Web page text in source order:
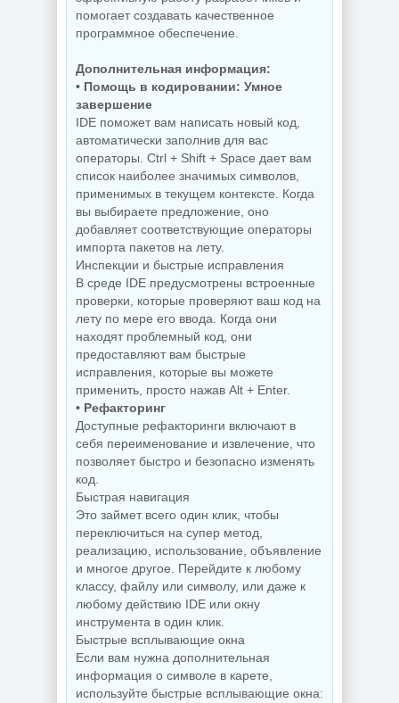
Windows 11 Pro
26H1 Lite version
Build 28000.2525
экрана TechSmith
Snagit 26.3.1 build
11825 by
Видеозапись с
монитора
TechSmith
Camtasia 2026.1.4
Build 18353 by
elchupacabra
NEW
Копирование
дисков
BurnAware
Professional |
Premium 19.2
NEW
редактор
GoldWave 7.05
NEW
Редактор
FastStone Capture
Деинсталлятор
программ IObit
Uninstaller Pro
15.6.0.6
NEW
Дефрагментатор
дисков O&O
Professional +
Server 31.3 Build
NEW
помогает создавать качественное
программное обеспечение.
Дополнительная информация:
• Помощь в кодировании: Умное
завершение
IDE поможет вам написать новый код,
автоматически заполнив для вас
операторы. Ctrl + Shift + Space дает вам
список наиболее значимых символов,
применимых в текущем контексте. Когда
вы выбираете предложение, оно
добавляет соответствующие операторы
импорта пакетов на лету.
Инспекции и быстрые исправления
В среде IDE предусмотрены встроенные
проверки, которые проверяют ваш код на
лету по мере его ввода. Когда они
находят проблемный код, они
предоставляют вам быстрые
исправления, которые вы можете
применить, просто нажав Alt + Enter.
• Рефакторинг
Доступные рефакторинги включают в
себя переименование и извлечение, что
позволяет быстро и безопасно изменять
код.
Быстрая навигация
Это займет всего один клик, чтобы
переключиться на супер метод,
реализацию, использование, объявление
и многое другое. Перейдите к любому
классу, файлу или символу, или даже к
любому действию IDE или окну
инструмента в один клик.
Быстрые всплывающие окна
Если вам нужна дополнительная
информация о символе в карете,
используйте быстрые всплывающие окна: